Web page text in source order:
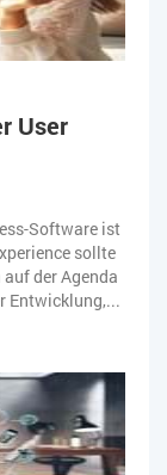
User
Software ist
sollte
der Agenda
Entwicklung,...